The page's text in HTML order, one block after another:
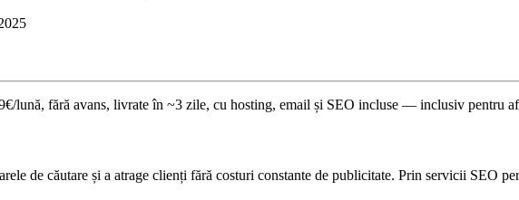
lună, fără avans, livrate în ~3 zile, cu hosting, email și SEO incluse — inclusiv pentru
de căutare și a atrage clienți fără costuri constante de publicitate. Prin servicii SEO